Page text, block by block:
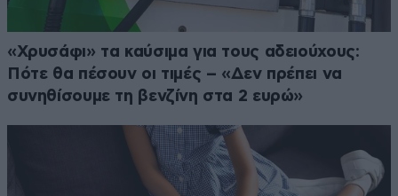
«Χρυσάφι» τα καύσιμα για τους αδειούχους:
Πότε θα πέσουν οι τιμές – «Δεν πρέπει να
συνηθίσουμε τη βενζίνη στα 2 ευρώ»